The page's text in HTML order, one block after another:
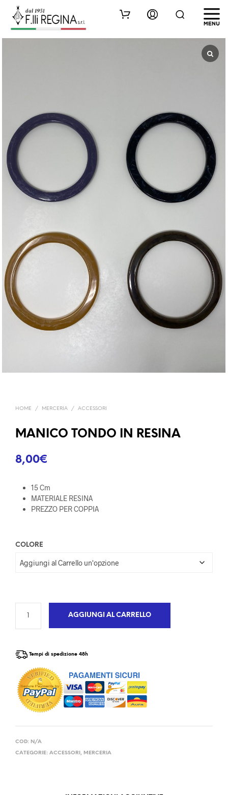
HOME / MERCERIA / ACCESSORI
MANICO TONDO IN RESINA
8,00€
15 Cm
MATERIALE RESINA
PREZZO PER COPPIA
COLORE
AGGIUNGI AL CARRELLO
Tempi di spedizione 48h
COD: N/A
CATEGORIE: ACCESSORI , MERCERIA